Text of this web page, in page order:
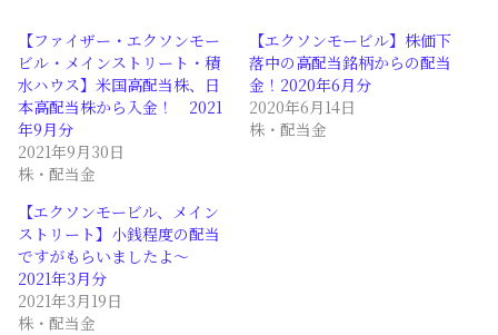
【ファイザー・エクソンモー
ビル・メインストリート・積
水ハウス】米国高配当株、日
本高配当株から入金！ 2021
年9月分
2021年9月30日
株・配当金
【エクソンモービル】株価下
落中の高配当銘柄からの配当
金！2020年6月分
2020年6月14日
株・配当金
【エクソンモービル、メイン
ストリート】小銭程度の配当
ですがもらいましたよ～
2021年3月分
2021年3月19日
株・配当金